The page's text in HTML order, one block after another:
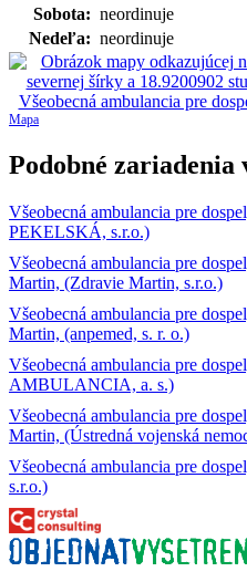
Sobota: neordinuje
Nedeľa: neordinuje
Mapa
Podobné zariadenia
Všeobecná ambulancia pre
PEKELSKÁ, s.r.o.)
Všeobecná ambulancia pre
Martin, (Zdravie Martin, s.r.o.)
Všeobecná ambulancia pre
Martin, (anpemed, s. r. o.)
Všeobecná ambulancia pre
AMBULANCIA, a. s.)
Všeobecná ambulancia pre
Martin, (Ústredná vojenská
Všeobecná ambulancia pre
s.r.o.)